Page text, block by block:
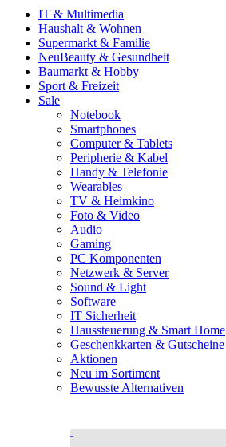
IT & Multimedia
Haushalt & Wohnen
Supermarkt & Familie
NeuBeauty & Gesundheit
Baumarkt & Hobby
Sport & Freizeit
Sale
Notebook
Smartphones
Computer & Tablets
Peripherie & Kabel
Handy & Telefonie
Wearables
TV & Heimkino
Foto & Video
Audio
Gaming
PC Komponenten
Netzwerk & Server
Sound & Light
Software
IT Sicherheit
Haussteuerung & Smart Home
Geschenkkarten & Gutscheine
Aktionen
Neu im Sortiment
Bewusste Alternativen